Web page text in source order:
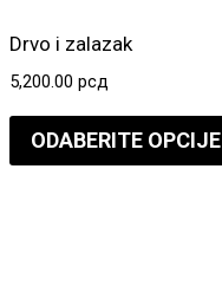
Drvo i zalazak
5,200.00 рсд
ODABERITE OPCIJE